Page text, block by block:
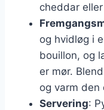
cheddar
og hvidløg i
bouillon, og
er mør.
og varm den
Servering: